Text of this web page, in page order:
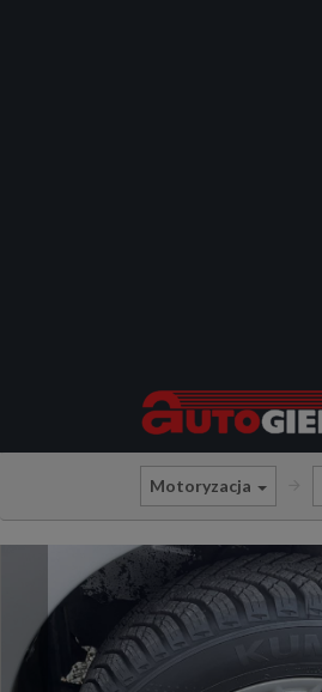
Motoryzacja